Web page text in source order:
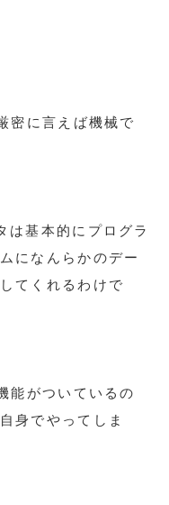
密に言えば機械で
は基本的にプログラ
になんらかのデー
てくれるわけで
能がついているの
身でやってしま